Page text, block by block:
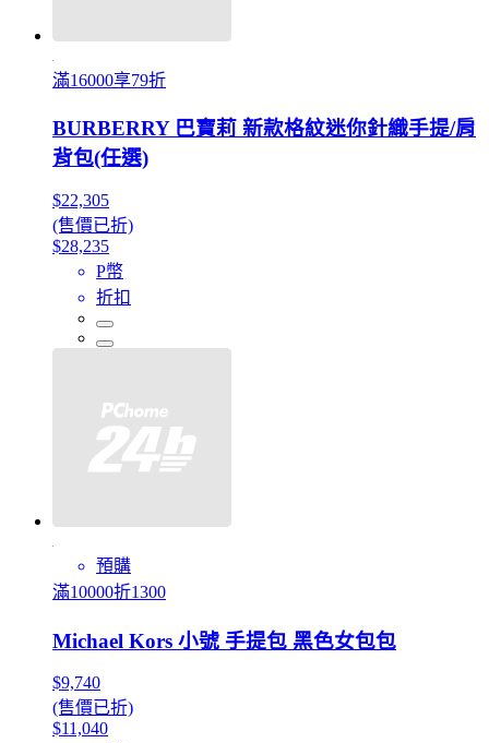
滿16000享79折
BURBERRY 巴寶莉 新款格紋迷你針織手提/肩
背包(任選)
$22,305
(售價已折)
$28,235
P幣
折扣
預購
滿10000折1300
Michael Kors 小號 手提包 黑色女包包
$9,740
(售價已折)
$11,040